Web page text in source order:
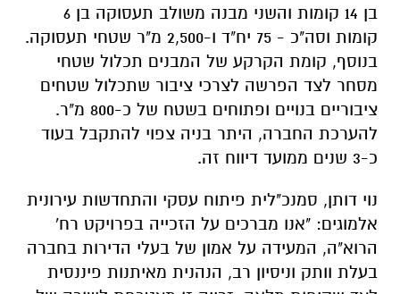
בן 14 קומות והשני מבנה משולב תעסוקה בן 6
קומות וסה"כ - 75 יח"ד ו-2,500 מ"ר שטחי תעסוקה.
בנוסף, קומת הקרקע של המבנים תכלול שטחי
מסחר לצד הפרשה לצרכי ציבור שתכלול שטחים
ציבוריים בנויים ופתוחים בשטח של כ-800 מ"ר.
להערכת החברה, היתר בניה צפוי להתקבל בעוד
כ-3 שנים ממועד דיווח זה.
נוי דותן, סמנכ"לית פיתוח עסקי והתחדשות עירונית
אלמוגים: "אנו מברכים על הזכייה בפרויקט רח'
הרוא"ה, המעידה על אמון של בעלי הדירות בחברה
בעלת וותק וניסיון רב, הנהנית מאיתנות פיננסית